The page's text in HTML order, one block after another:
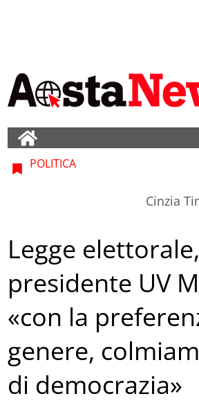
POLITICA
Cinzia
Legge
presidente UV
«con la
genere,
di democrazia»